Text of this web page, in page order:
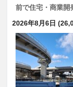
前で住宅・商業開
2026年8月6日